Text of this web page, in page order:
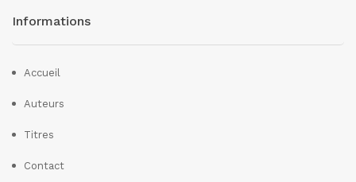
Informations
Accueil
Auteurs
Titres
Contact